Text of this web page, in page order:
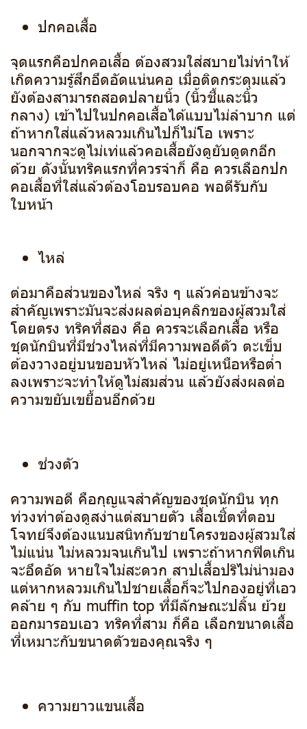
ปกคอเสื้อ
จุดแรกคือปกคอเสื้อ ต้องสวมใส่สบายไม่ทำให้
เกิดความรู้สึกอึดอัดแน่นคอ เมื่อติดกระดุมแล้ว
ยังต้องสามารถสอดปลายนิ้ว (นิ้วชี้และนิ้ว
กลาง) เข้าไปในปกคอเสื้อได้แบบไม่ลำบาก แต่
ถ้าหากใส่แล้วหลวมเกินไปก็ไม่โอ เพราะ
นอกจากจะดูไม่เท่แล้วคอเสื้อยังดูยับดูตกอีก
ด้วย ดังนั้นทริคแรกที่ควรจำก็ คือ ควรเลือกปก
คอเสื้อที่ใส่แล้วต้องโอบรอบคอ พอดีรับกับ
ใบหน้า
ไหล่
ต่อมาคือส่วนของไหล่ จริง ๆ แล้วค่อนข้างจะ
สำคัญเพราะมันจะส่งผลต่อบุคลิกของผู้สวมใส่
โดยตรง ทริคที่สอง คือ ควรจะเลือกเสื้อ หรือ
ชุดนักบินที่มีช่วงไหล่ที่มีความพอดีตัว ตะเข็บ
ต้องวางอยู่บนขอบหัวไหล่ ไม่อยู่เหนือหรือต่ำ
ลงเพราะจะทำให้ดูไม่สมส่วน แล้วยังส่งผลต่อ
ความขยับเขยื้อนอีกด้วย
ช่วงตัว
ความพอดี คือกุญแจสำคัญของชุดนักบิน ทุก
ท่วงท่าต้องดูสง่าแต่สบายตัว เสื้อเชิ้ตที่ตอบ
โจทย์จึงต้องแนบสนิทกับชายโครงของผู้สวมใส่
ไม่แน่น ไม่หลวมจนเกินไป เพราะถ้าหากฟิตเกิน
จะอึดอัด หายใจไม่สะดวก สาปเสื้อปริไม่น่ามอง
แต่หากหลวมเกินไปชายเสื้อก็จะไปกองอยู่ที่เอว
คล้าย ๆ กับ muffin top ที่มีลักษณะปลิ้น ย้วย
ออกมารอบเอว ทริคที่สาม ก็คือ เลือกขนาดเสื้อ
ที่เหมาะกับขนาดตัวของคุณจริง ๆ
ความยาวแขนเสื้อ